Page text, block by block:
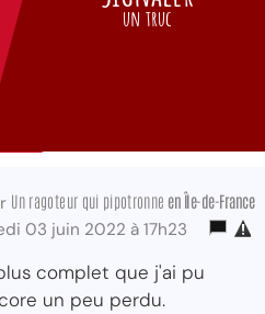
un truc
Un ragoteur qui pipotronne en Île-de-France
03 juin 2022 à 17h23
complet que j'ai pu
un peu perdu.